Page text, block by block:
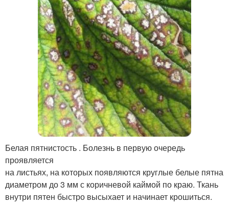
Белая пятнистость . Болезнь в первую очередь
проявляется
на листьях, на которых появляются круглые белые пятна
диаметром до 3 мм с коричневой каймой по краю. Ткань
внутри пятен быстро высыхает и начинает крошиться.